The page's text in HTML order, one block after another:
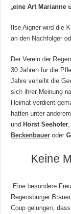
„eine Art Marianne
Ilse Aigner wird die
an den Nachfolger
Der Verein der
30 Jahren für die
Jahre verleiht die
sich ihrer Meinung
Heimat verdient
hatten unter
und Horst Seehofer
Beckenbauer oder
Keine
Eine besondere
Regensburger
Coup gelungen,